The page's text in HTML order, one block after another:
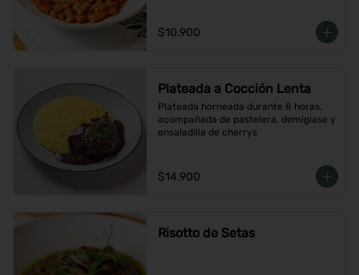
$10.900
Plateada a Cocción Lenta
Plateada horneada durante 8 horas,
acompañada de pastelera, demiglase y
ensaladilla de cherrys
$14.900
Risotto de Setas